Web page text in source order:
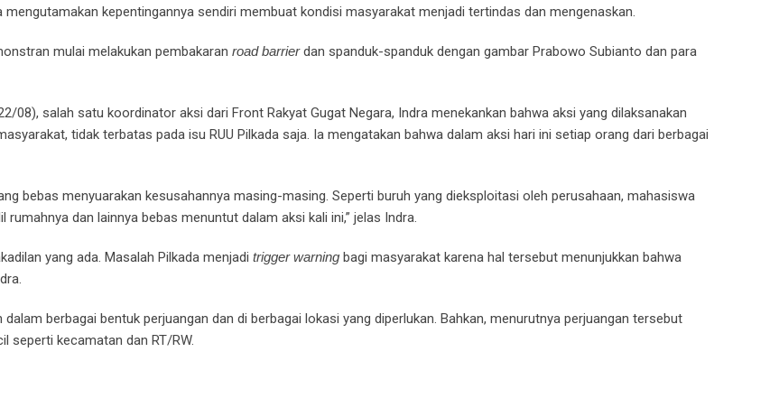
kepentingannya sendiri membuat kondisi masyarakat menjadi tertindas dan mengenaskan.
mulai melakukan pembakaran road barrierdan spanduk-spanduk dengan gambar Prabowo Subianto dan para
08), salah satu koordinator aksi dari Front Rakyat Gugat Negara, Indra menekankan bahwa aksi yang dilaksanakan
tidak terbatas pada isu RUU Pilkada saja. Ia mengatakan bahwa dalam aksi hari ini setiap orang dari berbagai
bebas menyuarakan kesusahannya masing-masing. Seperti buruh yang dieksploitasi oleh perusahaan, mahasiswa
dan lainnya bebas menuntut dalam aksi kali ini,” jelas Indra.
yang ada. Masalah Pilkada menjadi trigger warning bagi masyarakat karena hal tersebut menunjukkan bahwa
berbagai bentuk perjuangan dan di berbagai lokasi yang diperlukan. Bahkan, menurutnya perjuangan tersebut
seperti kecamatan dan RT/RW.